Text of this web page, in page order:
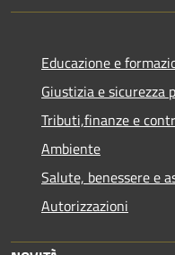
Educazione e
Giustizia e sicurezza
Tributi,finanze e
Ambiente
Salute, benessere e
Autorizzazioni